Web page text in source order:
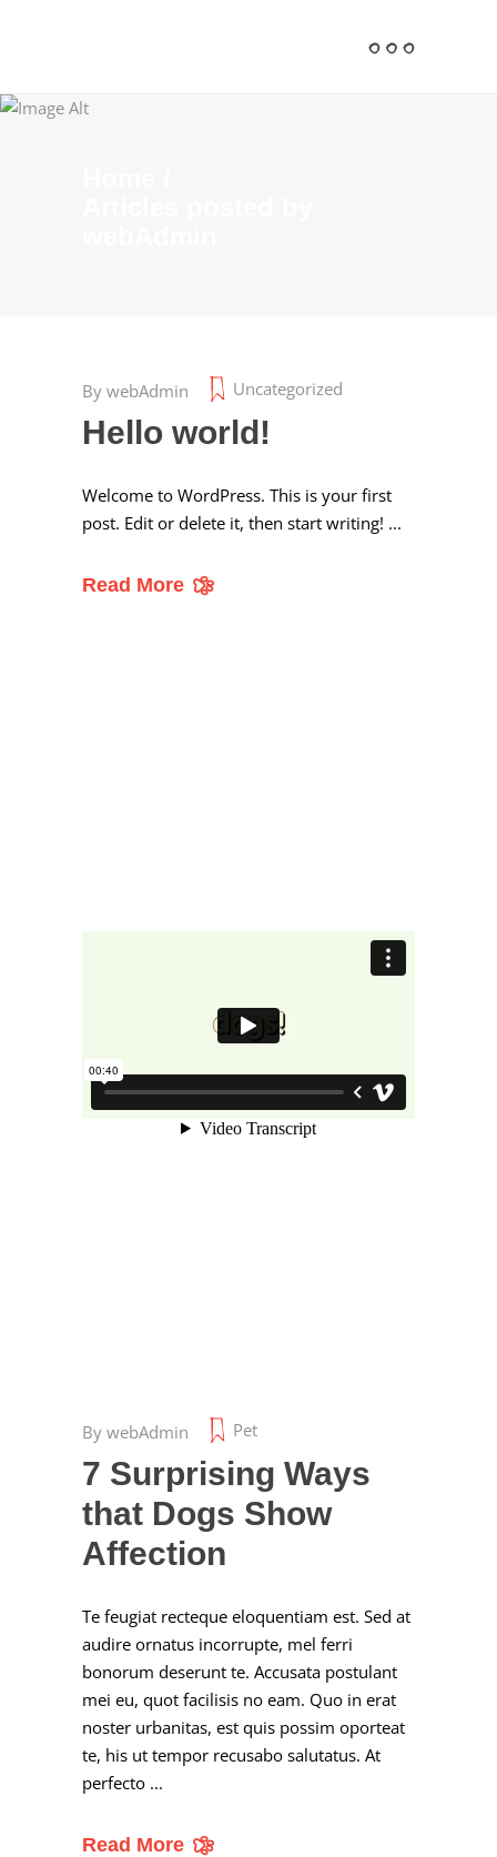
By webAdmin Uncategorized
Hello world!
Welcome to WordPress. This is your first
post. Edit or delete it, then start writing!
Read More
By webAdmin Pet
7 Surprising Ways
that Dogs Show
Affection
Te feugiat recteque eloquentiam est. Sed at
audire ornatus incorrupte, mel ferri
bonorum deserunt te. Accusata postulant
mei eu, quot facilisis no eam. Quo in erat
noster urbanitas, est quis possim oporteat
te, his ut tempor recusabo salutatus. At
perfecto
Read More